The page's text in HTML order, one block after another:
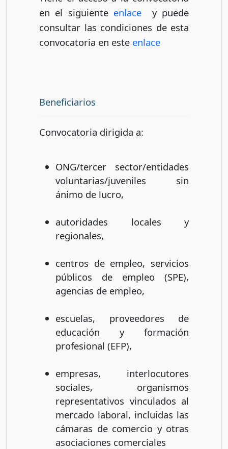
en el siguiente enlace y puede
consultar las condiciones de esta
convocatoria en este enlace
Beneficiarios
Convocatoria dirigida a:
ONG/tercer sector/entidades
voluntarias/juveniles sin
ánimo de lucro,
autoridades locales y
regionales,
centros de empleo, servicios
públicos de empleo (SPE),
agencias de empleo,
escuelas, proveedores de
educación y formación
profesional (EFP),
empresas, interlocutores
sociales, organismos
representativos vinculados al
mercado laboral, incluidas las
cámaras de comercio y otras
asociaciones comerciales